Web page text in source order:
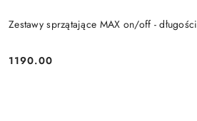
Zestawy sprzątające MAX on/off - długości
Cena:
1190.00